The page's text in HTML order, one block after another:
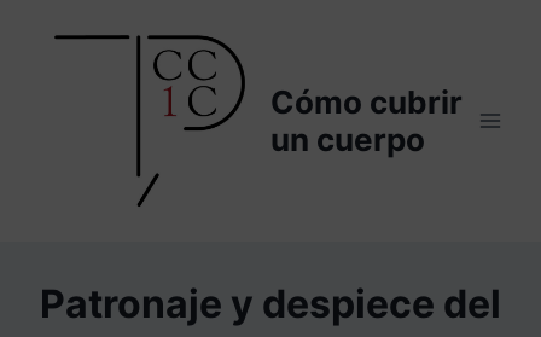
Cómo cubrir
un cuerpo
Patronaje y despiece del